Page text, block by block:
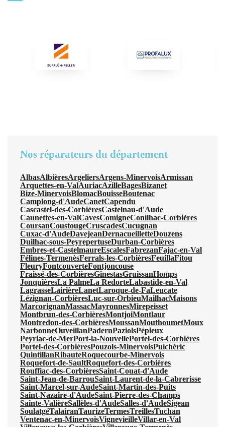
Nos réparateurs du département
AlbasAlbièresArgeliersArgens-MinervoisArmissan
Arquettes-en-ValAuriacAzilleBagesBizanet
Bize-MinervoisBlomacBouisseBoutenac
Camplong-d'AudeCanetCapendu
Cascastel-des-CorbièresCastelnau-d'Aude
Caunettes-en-ValCavesComigneConilhac-Corbières
CoursanCoustougeCruscadesCucugnan
Cuxac-d'AudeDavejeanDernacueilletteDouzens
Duilhac-sous-PeyrepertuseDurban-Corbières
Embres-et-CastelmaureEscalesFabrezanFajac-en-Val
Félines-TermenèsFerrals-les-CorbièresFeuillaFitou
FleuryFontcouverteFontjoncouse
Fraissé-des-CorbièresGinestasGruissanHomps
JonquièresLa PalmeLa RedorteLabastide-en-Val
LagrasseLairièreLanetLaroque-de-FaLeucate
Lézignan-CorbièresLuc-sur-OrbieuMailhacMaisons
MarcorignanMassacMayronnesMirepeisset
Montbrun-des-CorbièresMontjoiMontlaur
Montredon-des-CorbièresMoussanMouthoumetMoux
NarbonneOuveillanPadernPaziolsPépieux
Peyriac-de-MerPort-la-NouvellePortel-des-Corbières
Portel-des-CorbièresPouzols-MinervoisPuichéric
QuintillanRibauteRoquecourbe-Minervois
Roquefort-de-SaultRoquefort-des-Corbières
Rouffiac-des-CorbièresSaint-Couat-d'Aude
Saint-Jean-de-BarrouSaint-Laurent-de-la-Cabrerisse
Saint-Marcel-sur-AudeSaint-Martin-des-Puits
Saint-Nazaire-d'AudeSaint-Pierre-des-Champs
Sainte-ValièreSallèles-d'AudeSalles-d'AudeSigean
SoulatgéTalairanTaurizeTermesTreillesTuchan
Ventenac-en-MinervoisVignevieilleVillar-en-Val